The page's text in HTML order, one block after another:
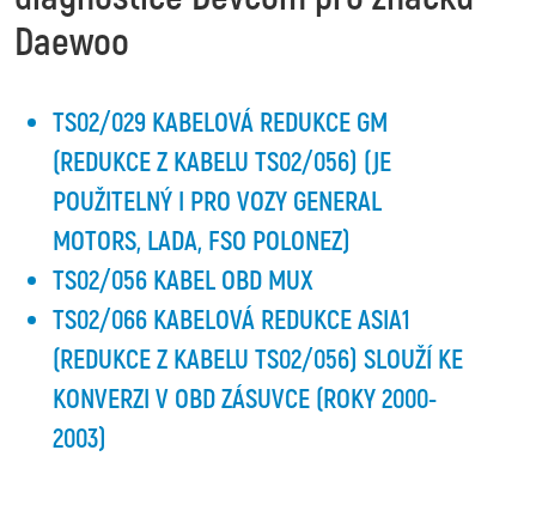
Daewoo
TS02/029 KABELOVÁ REDUKCE GM
(REDUKCE Z KABELU TS02/056) (JE
POUŽITELNÝ I PRO VOZY GENERAL
MOTORS, LADA, FSO POLONEZ)
TS02/056 KABEL OBD MUX
TS02/066 KABELOVÁ REDUKCE ASIA1
(REDUKCE Z KABELU TS02/056) SLOUŽÍ KE
KONVERZI V OBD ZÁSUVCE (ROKY 2000-
2003)